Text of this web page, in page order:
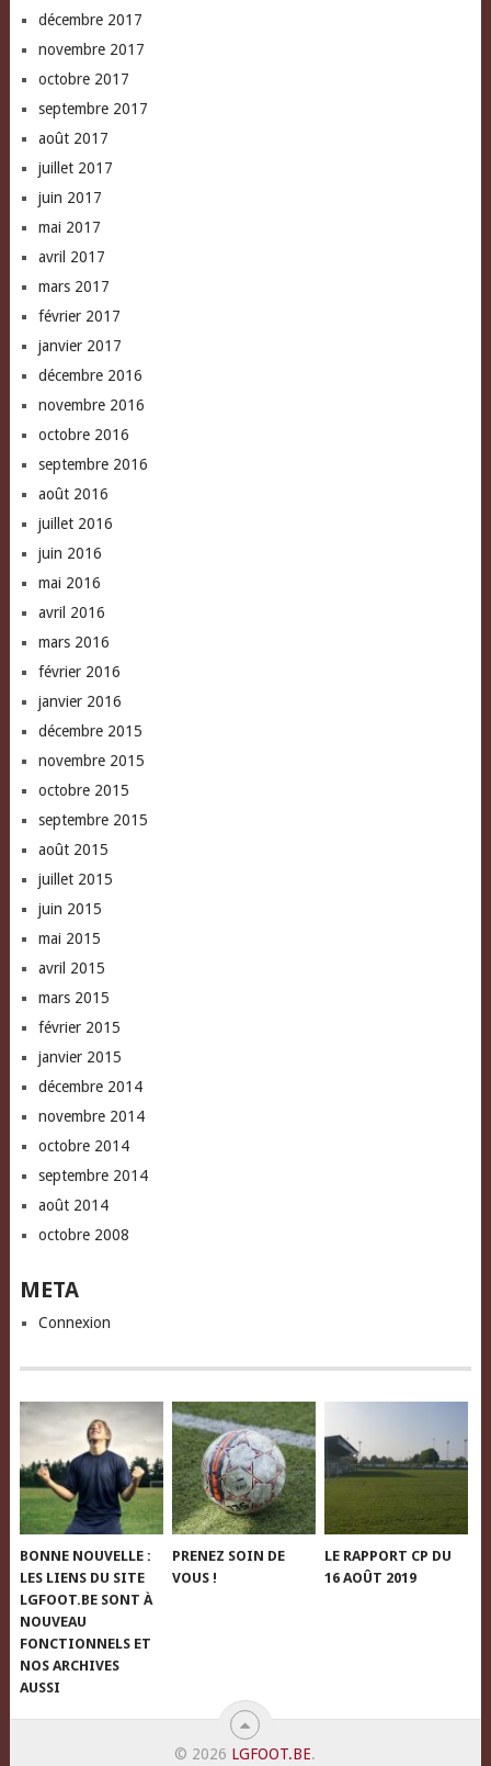
décembre 2017
novembre 2017
octobre 2017
septembre 2017
août 2017
juillet 2017
juin 2017
mai 2017
avril 2017
mars 2017
février 2017
janvier 2017
décembre 2016
novembre 2016
octobre 2016
septembre 2016
août 2016
juillet 2016
juin 2016
mai 2016
avril 2016
mars 2016
février 2016
janvier 2016
décembre 2015
novembre 2015
octobre 2015
septembre 2015
août 2015
juillet 2015
juin 2015
mai 2015
avril 2015
mars 2015
février 2015
janvier 2015
décembre 2014
novembre 2014
octobre 2014
septembre 2014
août 2014
octobre 2008
META
Connexion
BONNE NOUVELLE :
LES LIENS DU SITE
LGFOOT.BE SONT À
NOUVEAU
FONCTIONNELS ET
NOS ARCHIVES
AUSSI
PRENEZ SOIN DE
VOUS !
LE RAPPORT CP DU
16 AOÛT 2019
© 2026 LGFOOT.BE.